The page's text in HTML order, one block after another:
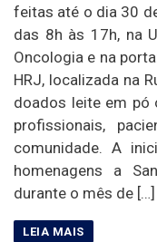
feitas até o dia 30
das 8h às 17h, na
Oncologia e na
HRJ, localizada na
doados leite em pó
profissionais,
comunidade. A
homenagens a
durante o mês de […]